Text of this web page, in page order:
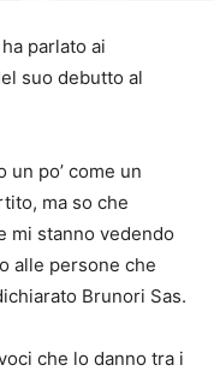
parlato ai
suo debutto al
un po’ come un
ma so che
mi stanno vedendo
alle persone che
Brunori Sas.
che lo danno tra i